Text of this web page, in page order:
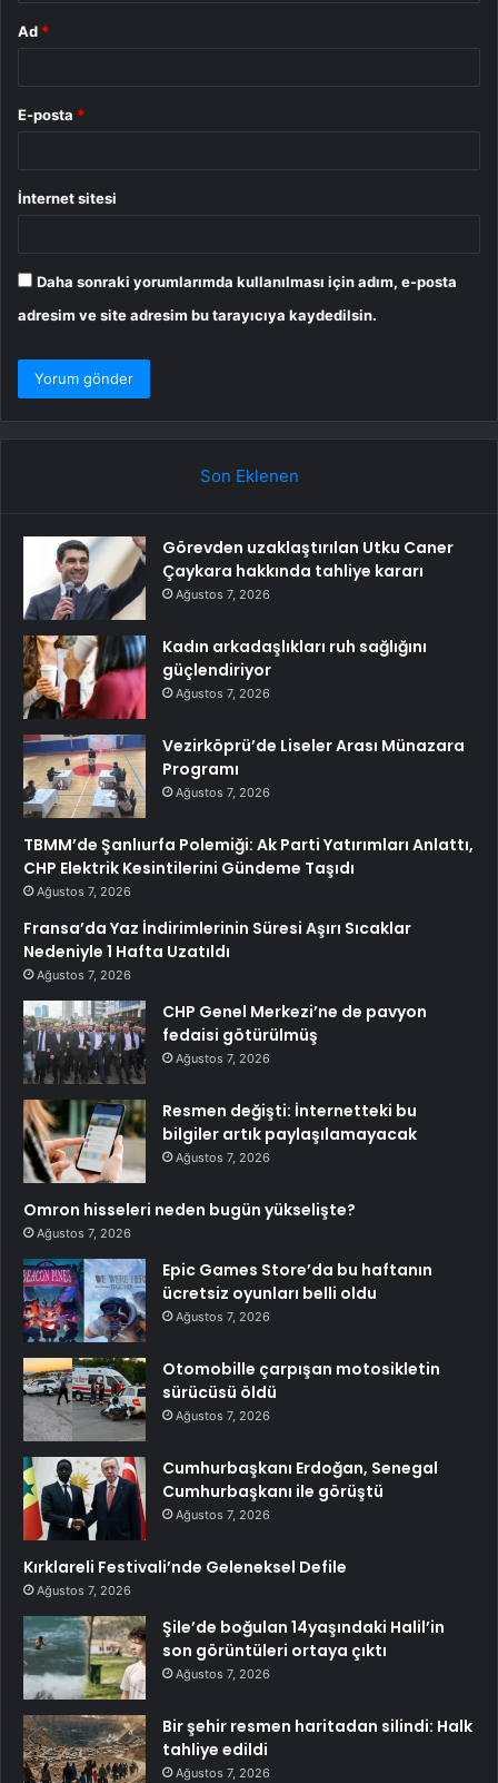
Ad *
E-posta *
İnternet sitesi
Daha sonraki yorumlarımda kullanılması için adım, e-posta
adresim ve site adresim bu tarayıcıya kaydedilsin.
Son Eklenen
Görevden uzaklaştırılan Utku Caner
Çaykara hakkında tahliye kararı
Ağustos 7, 2026
Kadın arkadaşlıkları ruh sağlığını
güçlendiriyor
Ağustos 7, 2026
Vezirköprü’de Liseler Arası Münazara
Programı
Ağustos 7, 2026
TBMM’de Şanlıurfa Polemiği: Ak Parti Yatırımları Anlattı,
CHP Elektrik Kesintilerini Gündeme Taşıdı
Ağustos 7, 2026
Fransa’da Yaz İndirimlerinin Süresi Aşırı Sıcaklar
Nedeniyle 1 Hafta Uzatıldı
Ağustos 7, 2026
CHP Genel Merkezi’ne de pavyon
fedaisi götürülmüş
Ağustos 7, 2026
Resmen değişti: İnternetteki bu
bilgiler artık paylaşılamayacak
Ağustos 7, 2026
Omron hisseleri neden bugün yükselişte?
Ağustos 7, 2026
Epic Games Store’da bu haftanın
ücretsiz oyunları belli oldu
Ağustos 7, 2026
Otomobille çarpışan motosikletin
sürücüsü öldü
Ağustos 7, 2026
Cumhurbaşkanı Erdoğan, Senegal
Cumhurbaşkanı ile görüştü
Ağustos 7, 2026
Kırklareli Festivali’nde Geleneksel Defile
Ağustos 7, 2026
Şile’de boğulan 14yaşındaki Halil’in
son görüntüleri ortaya çıktı
Ağustos 7, 2026
Bir şehir resmen haritadan silindi: Halk
tahliye edildi
Ağustos 7, 2026